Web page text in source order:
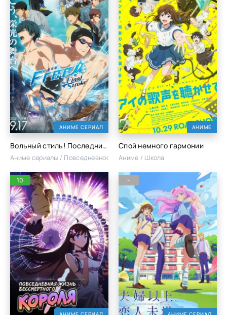
АНИМЕ СЕРИАЛ
Вольный стиль! Последний гребок
Аниме сериалы / Повседневность / Школа
АНИМЕ
Спой немного гармонии
Аниме / Школа
10 -